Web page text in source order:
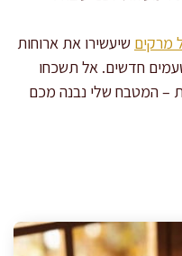
מרקים שיעשירו את ארוחות
חדשים. אל תשכחו
– המטבח שלי נבנה מכם